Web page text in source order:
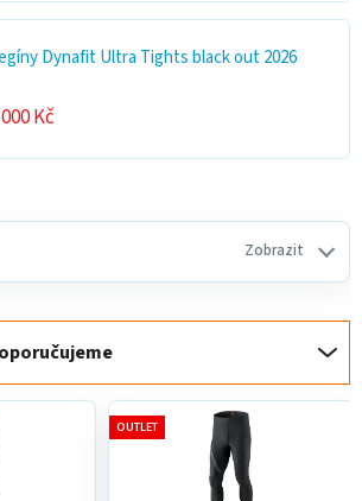
Dynafit Ultra Tights black out 2026
Kč
Zobrazit
OUTLET